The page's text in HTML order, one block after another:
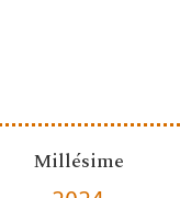
Millésime